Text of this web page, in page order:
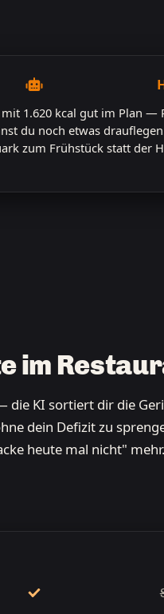
1.620 kcal gut im Plan —
du noch etwas
zum Frühstück statt der
im
KI sortiert dir die
dein Defizit zu
heute mal nicht" mehr.